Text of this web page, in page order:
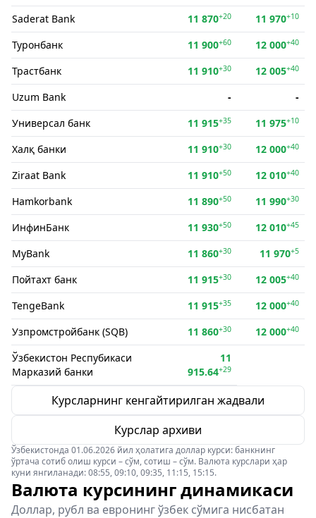
Saderat Bank 11 870+20 11 970+10
Туронбанк 11 900+60 12 000+40
Трастбанк 11 910+30 12 005+40
Uzum Bank -
-
Универсал банк
11 915+35 11 975+10
Халқ банки 11 910+30 12 000+40
Ziraat Bank 11 910+50 12 010+40
Hamkorbank 11 890+50 11 990+30
ИнфинБанк 11 930+50 12 010+45
MyBank 11 860+30 11 970+5
Пойтахт банк 11 915+30 12 005+40
TengeBank 11 915+35 12 000+40
Узпромстройбанк (SQB) 11 860+30 12 000+40
Ўзбекистон Респубикаси
Марказий банки
11
915.64+29
Курсларнинг кенгайтирилган жадвали
Курслар архиви
Ўзбекистонда 01.06.2026 йил ҳолатига доллар курси: банкнинг
ўртача сотиб олиш курси – сўм, сотиш – сўм. Валюта курслари ҳар
куни янгиланади: 08:55, 09:10, 09:35, 11:15, 15:15.
Валюта курсининг динамикаси
Доллар, рубл ва евронинг ўзбек сўмига нисбатан